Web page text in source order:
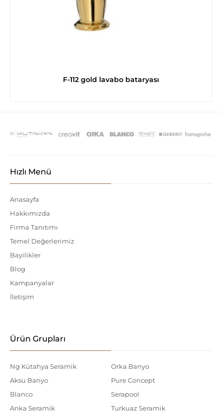
F-112 gold lavabo bataryası
Hızlı Menü
Anasayfa
Hakkımızda
Firma Tanıtımı
Temel Değerlerimiz
Bayilikler
Blog
Kampanyalar
İletişim
Ürün Grupları
Ng Kütahya Seramik
Aksu Banyo
Blanco
Anka Seramik
Orka Banyo
Pure Concept
Serapool
Turkuaz Seramik